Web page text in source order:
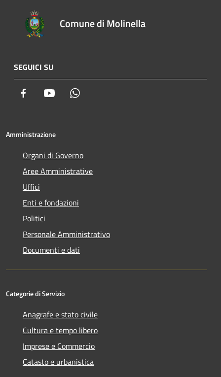
Comune di Molinella
SEGUICI SU
Facebook Youtube
Amministrazione
Organi di Governo
Aree Amministrative
Uffici
Enti e fondazioni
Politici
Personale Amministrativo
Documenti e dati
Categorie di Servizio
Anagrafe e stato civile
Cultura e tempo libero
Imprese e Commercio
Catasto e urbanistica